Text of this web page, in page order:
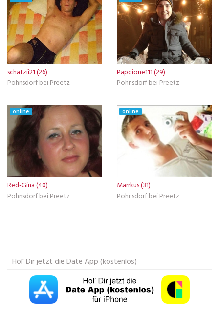
schatzii21 (26)
Pohnsdorf bei Preetz
Papdione111 (29)
Pohnsdorf bei Preetz
online
Red-Gina (40)
Pohnsdorf bei Preetz
online
Marrkus (31)
Pohnsdorf bei Preetz
Hol‘ Dir jetzt die Date App (kostenlos)